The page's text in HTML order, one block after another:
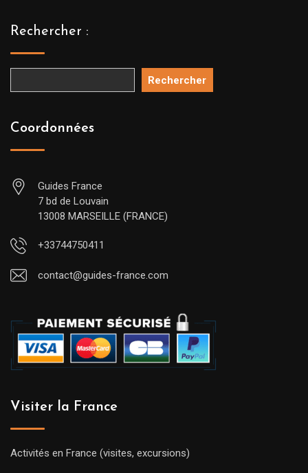
Rechercher :
Rechercher
Coordonnées
Guides France
7 bd de Louvain
13008 MARSEILLE (FRANCE)
+33744750411
contact@guides-france.com
Visiter la France
Activités en France (visites, excursions)